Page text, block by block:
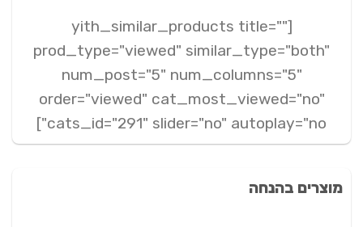
[yith_similar_products title=""
prod_type="viewed" similar_type="both"
num_post="5" num_columns="5"
order="viewed" cat_most_viewed="no"
cats_id="291" slider="no" autoplay="no"]
מוצרים בהנחה